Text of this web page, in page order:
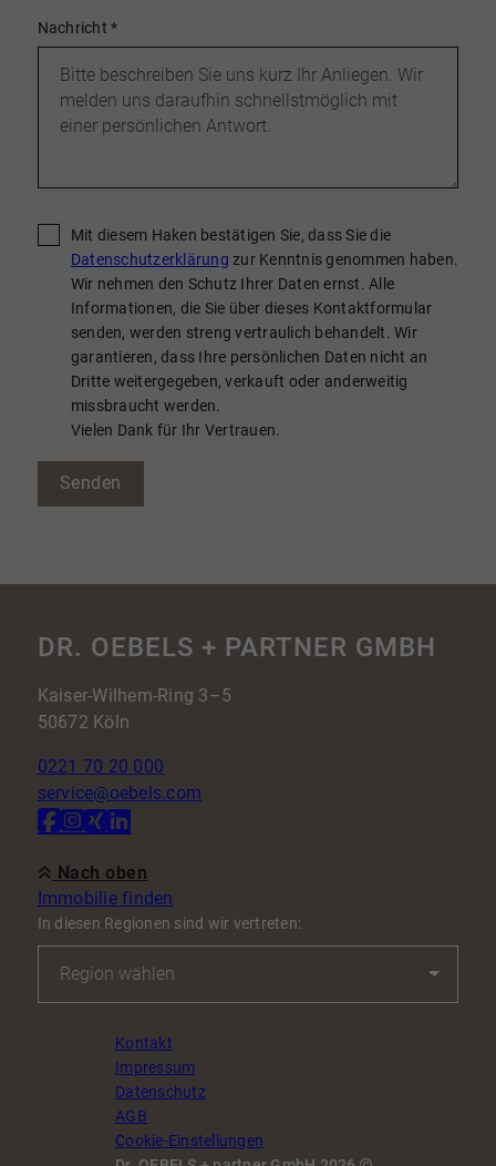
Nachricht*
Mit diesem Haken bestätigen Sie, dass Sie die
Datenschutzerklärung zur Kenntnis genommen haben.
Wir nehmen den Schutz Ihrer Daten ernst. Alle
Informationen, die Sie über dieses Kontaktformular
senden, werden streng vertraulich behandelt. Wir
garantieren, dass Ihre persönlichen Daten nicht an
Dritte weitergegeben, verkauft oder anderweitig
missbraucht werden.
Vielen Dank für Ihr Vertrauen.
Senden
DR. OEBELS + PARTNER GMBH
Kaiser-Wilhem-Ring 3–5
50672 Köln
0221 70 20 000
service@oebels.com
In diesen Regionen sind wir vertreten:
Nach oben
Immobilie finden
Kontakt
Impressum
Datenschutz
AGB
Cookie-Einstellungen